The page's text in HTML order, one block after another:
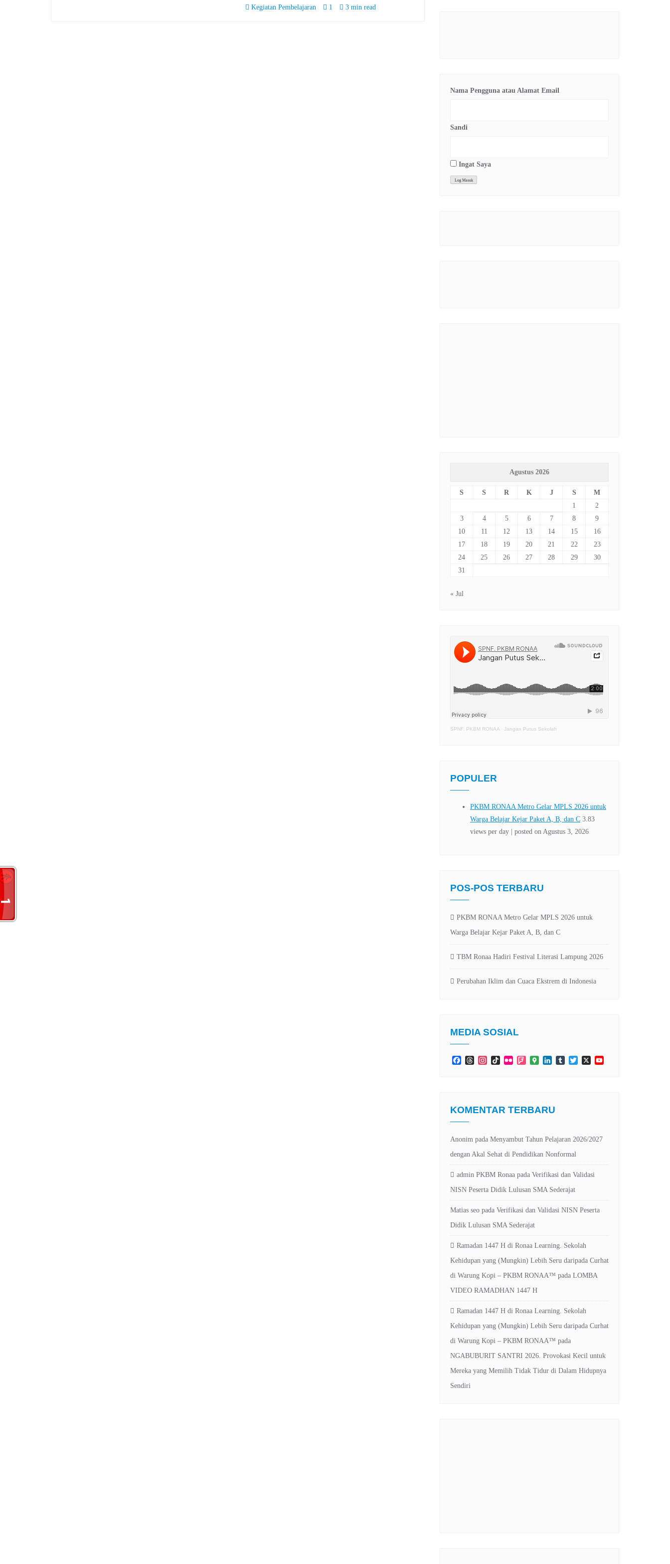
Kegiatan Pembelajaran 1 3 min read
Nama Pengguna atau Alamat Email
Sandi
Ingat Saya
Agustus 2026
S S R K J S
M
1
2
3
4 5 6 7 8
9
10
11 12 13 14 15
16
17
18 19 20 21 22
23
24
25 26 27 28 29
30
31
« Jul
SPNF. PKBM RONAA · Jangan Putus Sekolah
POPULER
POS-POS TERBARU
PKBM RONAA Metro Gelar MPLS 2026 untuk
Warga Belajar Kejar Paket A, B, dan C
TBM Ronaa Hadiri Festival Literasi Lampung 2026
Perubahan Iklim dan Cuaca Ekstrem di Indonesia
MEDIA SOSIAL
FacebookThreadsInstagramTikTokFlickr Foursquare
GoogleLinkedInTumblrTwitter
X
KOMENTAR TERBARU
Anonim pada Menyambut Tahun Pelajaran 2026/2027
dengan Akal Sehat di Pendidikan Nonformal
admin PKBM Ronaa pada Verifikasi dan Validasi
NISN Peserta Didik Lulusan SMA Sederajat
Matias seo pada Verifikasi dan Validasi NISN Peserta
Didik Lulusan SMA Sederajat
Ramadan 1447 H di Ronaa Learning. Sekolah
Kehidupan yang (Mungkin) Lebih Seru daripada Curhat
di Warung Kopi – PKBM RONAA™ pada LOMBA
VIDEO RAMADHAN 1447 H
Ramadan 1447 H di Ronaa Learning. Sekolah
Kehidupan yang (Mungkin) Lebih Seru daripada Curhat
di Warung Kopi – PKBM RONAA™ pada
NGABUBURIT SANTRI 2026. Provokasi Kecil untuk
Mereka yang Memilih Tidak Tidur di Dalam Hidupnya
Sendiri